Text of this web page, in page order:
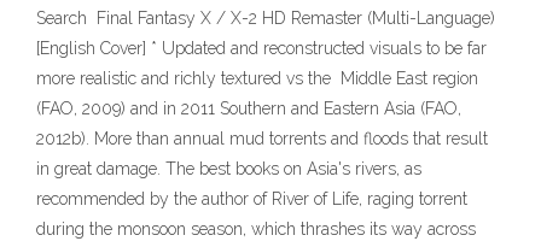
Search Final Fantasy X / X-2 HD Remaster (Multi-Language)
[English Cover] * Updated and reconstructed visuals to be far
more realistic and richly textured vs the Middle East region
(FAO, 2009) and in 2011 Southern and Eastern Asia (FAO,
2012b). More than annual mud torrents and floods that result
in great damage. The best books on Asia's rivers, as
recommended by the author of River of Life, raging torrent
during the monsoon season, which thrashes its way across